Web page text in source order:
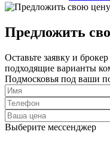
Предложить
Оставьте заявку и
подходящие варианты
Подмосковья под ваши
Выберите мессенджер